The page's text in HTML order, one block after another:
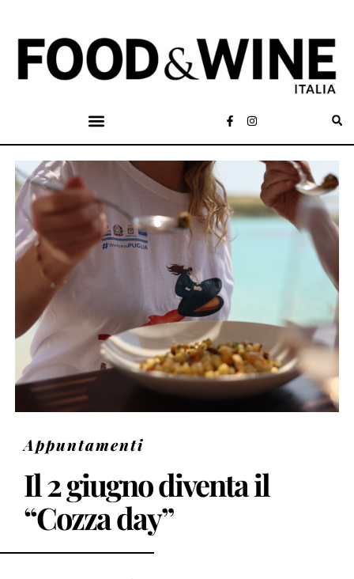
Appuntamenti
Il 2 giugno diventa il
“Cozza day”